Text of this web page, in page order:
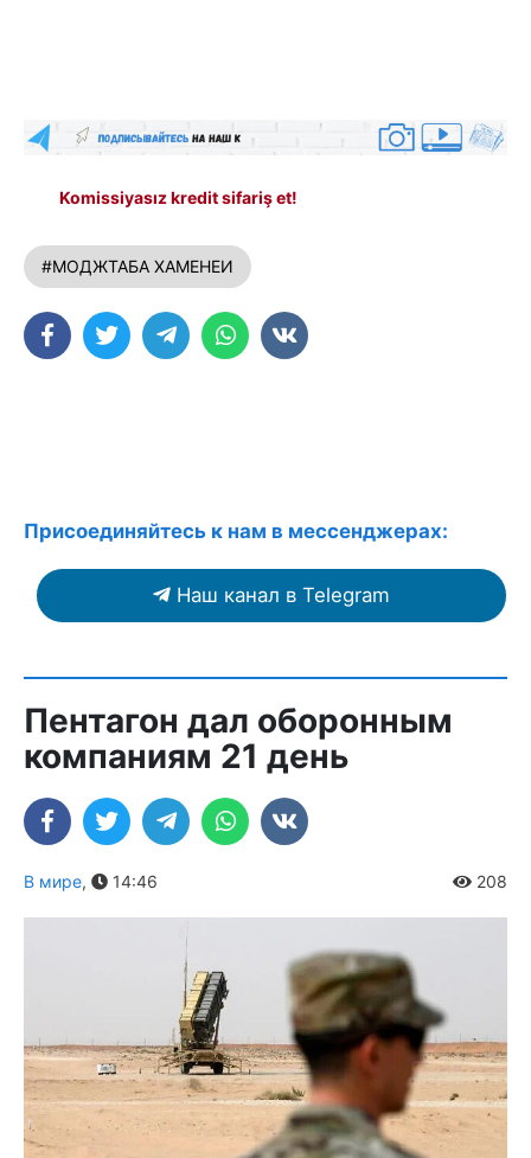
Komissiyasız kredit sifariş et!
#МОДЖТАБА ХАМЕНЕИ
Присоединяйтесь к нам в мессенджерах:
Наш канал в Telegram
Пентагон дал оборонным
компаниям 21 день
В мире, 14:46 208